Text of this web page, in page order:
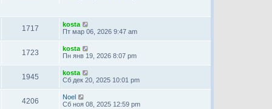
1717
kosta
Пт мар 06, 2026 9:47 am
1723
kosta
Пн янв 19, 2026 8:07 pm
1945
kosta
Сб дек 20, 2025 10:01 pm
4206
Noel
Сб ноя 08, 2025 12:59 pm